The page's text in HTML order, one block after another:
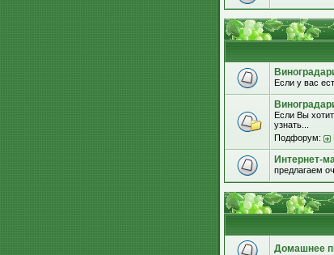
Если у вас
Если Вы
узнать...
Подфорум:
Интернет-
предлагаем
Домашнее